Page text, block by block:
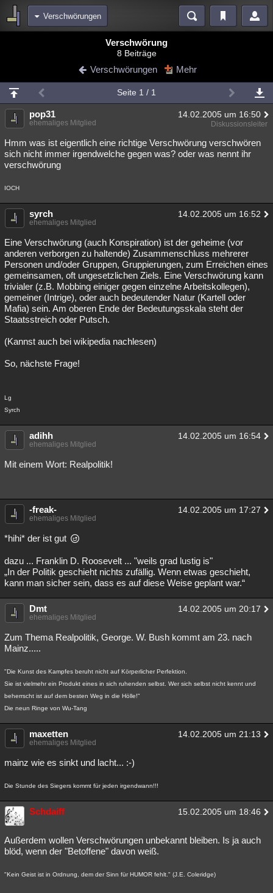
Verschwörungen
Blogs
Chat Wiki Neuigkeiten
meine Rubriken
Menschen Mystery Kriminalfälle
Spiritualität Verschwörungen Technologie Ufologie
Natur Umfragen
Philosophie Träume Orte Esoterik Literatur
Astronomie Helpdesk
Musik Clash Verbesserungen Allmystery English
Übersichten
Besucht Teilgenommen Alle Neue Geschlossen
Lesenswert Schlüsselwörter
Verschwörung
8 Beiträge
Verschwörungen Mehr
Seite 1 / 1
pop31 14.02.2005 um 16:50
ehemaliges Mitglied Diskussionsleiter
Hmm was ist eigentlich eine richtige Verschwörung verschwören
sich nicht immer irgendwelche gegen was? oder was nennt ihr
verschwörung
IOCH
syrch 14.02.2005 um 16:52
ehemaliges Mitglied
Eine Verschwörung (auch Konspiration) ist der geheime (vor
anderen verborgen zu haltende) Zusammenschluss mehrerer
Personen und/oder Gruppen, Gruppierungen, zum Erreichen eines
gemeinsamen, oft ungesetzlichen Ziels. Eine Verschwörung kann
trivialer (z.B. Mobbing einiger gegen einzelne Arbeitskollegen),
gemeiner (Intrige), oder auch bedeutender Natur (Kartell oder
Mafia) sein. Am oberen Ende der Bedeutungsskala steht der
Staatsstreich oder Putsch.
(Kannst auch bei wikipedia nachlesen)
So, nächste Frage!
Lg
Syrch
adihh 14.02.2005 um 16:54
ehemaliges Mitglied
Mit einem Wort: Realpolitik!
-freak- 14.02.2005 um 17:27
ehemaliges Mitglied
*hihi* der ist gut
dazu ... Franklin D. Roosevelt ... "weils grad lustig is"
„In der Politik geschieht nichts zufällig. Wenn etwas geschieht,
kann man sicher sein, dass es auf diese Weise geplant war.“
Dmt 14.02.2005 um 20:17
ehemaliges Mitglied
Zum Thema Realpolitik, George. W. Bush kommt am 23. nach
Mainz.....
"Die Kunst des Kampfes beruht nicht auf Körperlicher Perfektion.
Sie ist vielmehr ein Produkt eines in sich ruhenden selbst. Wer sich selbst nicht kennt und
beherrscht ist auf dem besten Weg in die Hölle!"
Die neun Ringe von Wu-Tang
maxetten 14.02.2005 um 21:13
ehemaliges Mitglied
mainz wie es sinkt und lacht... :-)
Die Stunde des Siegers kommt für jeden irgendwann!!!
Schdaiff 15.02.2005 um 18:46
Außerdem wollen Verschwörungen unbekannt bleiben. Is ja auch
blöd, wenn der "Betoffene" davon weiß.
"Kein Geist ist in Ordnung, dem der Sinn für HUMOR fehlt." (J.E. Coleridge)